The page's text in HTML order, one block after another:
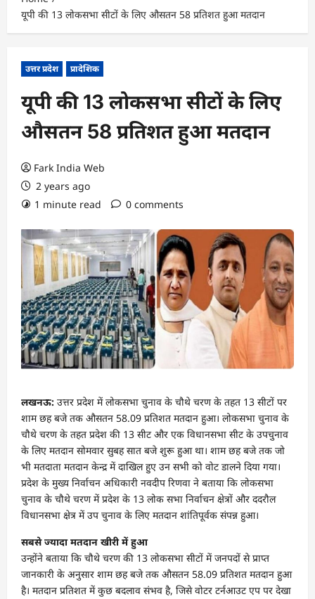
यूपी की 13 लोकसभा सीटों के लिए औसतन 58 प्रतिशत हुआ मतदान
उत्तर प्रदेश प्रादेशिक
यूपी की 13 लोकसभा सीटों के लिए
औसतन 58 प्रतिशत हुआ मतदान
Fark India Web
2 years ago
1 minute read
0 comments
लखनऊ: उत्तर प्रदेश में लोकसभा चुनाव के चौथे चरण के तहत 13 सीटों पर
शाम छह बजे तक औसतन 58.09 प्रतिशत मतदान हुआ। लोकसभा चुनाव के
चौथे चरण के तहत प्रदेश की 13 सीट और एक विधानसभा सीट के उपचुनाव
के लिए मतदान सोमवार सुबह सात बजे शुरू हुआ था। शाम छह बजे तक जो
भी मतदाता मतदान केन्द्र में दाखिल हुए उन सभी को वोट डालने दिया गया।
प्रदेश के मुख्य निर्वाचन अधिकारी नवदीप रिणवा ने बताया कि लोकसभा
चुनाव के चौथे चरण में प्रदेश के 13 लोक सभा निर्वाचन क्षेत्रों और ददरौल
विधानसभा क्षेत्र में उप चुनाव के लिए मतदान शांतिपूर्वक संपन्न हुआ।
सबसे ज्यादा मतदान खीरी में हुआ
उन्होंने बताया कि चौथे चरण की 13 लोकसभा सीटों में जनपदों से प्राप्त
जानकारी के अनुसार शाम छह बजे तक औसतन 58.09 प्रतिशत मतदान हुआ
है। मतदान प्रतिशत में कुछ बदलाव संभव है, जिसे वोटर टर्नआउट एप पर देखा